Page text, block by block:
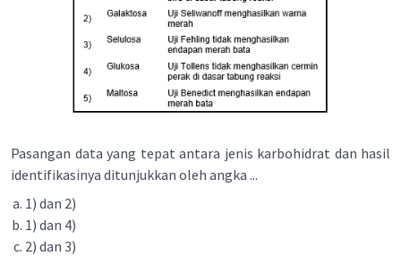
Pasangan data yang tepat antara jenis karbohidrat dan hasil
identifikasinya ditunjukkan oleh angka ...
1) dan 2)
1) dan 4)
2) dan 3)